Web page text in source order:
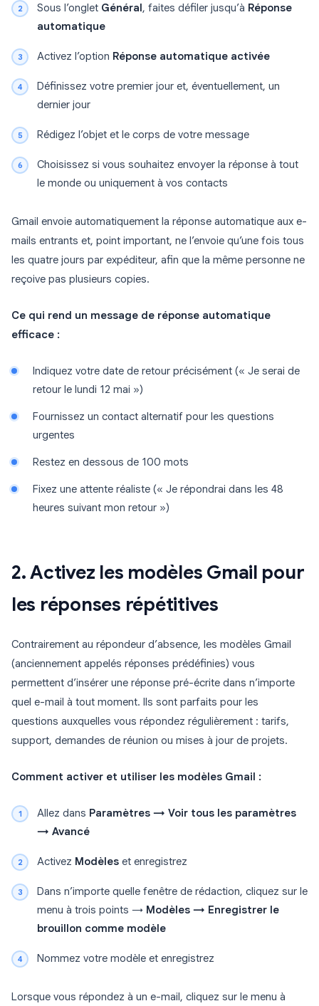
Sous l’onglet Général , faites défiler jusqu’à Réponse
automatique
Activez l’option Réponse automatique activée
Définissez votre premier jour et, éventuellement, un
dernier jour
Rédigez l’objet et le corps de votre message
Choisissez si vous souhaitez envoyer la réponse à tout
le monde ou uniquement à vos contacts
Gmail envoie automatiquement la réponse automatique aux e-
mails entrants et, point important, ne l’envoie qu’une fois tous
les quatre jours par expéditeur, afin que la même personne ne
reçoive pas plusieurs copies.
Ce qui rend un message de réponse automatique
efficace :
Indiquez votre date de retour précisément (« Je serai de
retour le lundi 12 mai »)
Fournissez un contact alternatif pour les questions
urgentes
Restez en dessous de 100 mots
Fixez une attente réaliste (« Je répondrai dans les 48
heures suivant mon retour »)
2. Activez les modèles Gmail pour
les réponses répétitives
Contrairement au répondeur d’absence, les modèles Gmail
(anciennement appelés réponses prédéfinies) vous
permettent d’insérer une réponse pré-écrite dans n’importe
quel e-mail à tout moment. Ils sont parfaits pour les
questions auxquelles vous répondez régulièrement : tarifs,
support, demandes de réunion ou mises à jour de projets.
Comment activer et utiliser les modèles Gmail :
Allez dans Paramètres → Voir tous les paramètres
→ Avancé
Activez Modèles et enregistrez
Dans n’importe quelle fenêtre de rédaction, cliquez sur le
menu à trois points → Modèles → Enregistrer le
brouillon comme modèle
Nommez votre modèle et enregistrez
Lorsque vous répondez à un e-mail, cliquez sur le menu à